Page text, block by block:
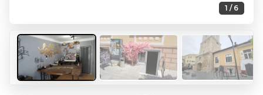
1 / 6